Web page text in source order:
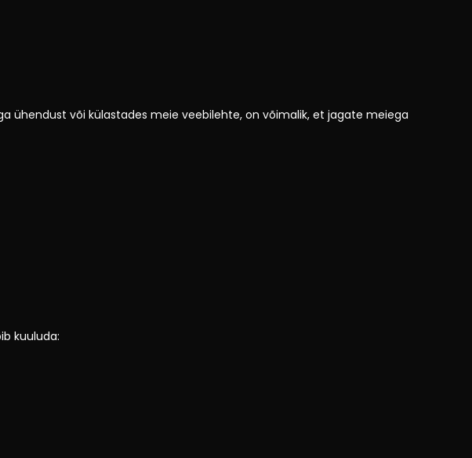
ühendust või külastades meie veebilehte, on võimalik, et jagate meiega
kuuluda: